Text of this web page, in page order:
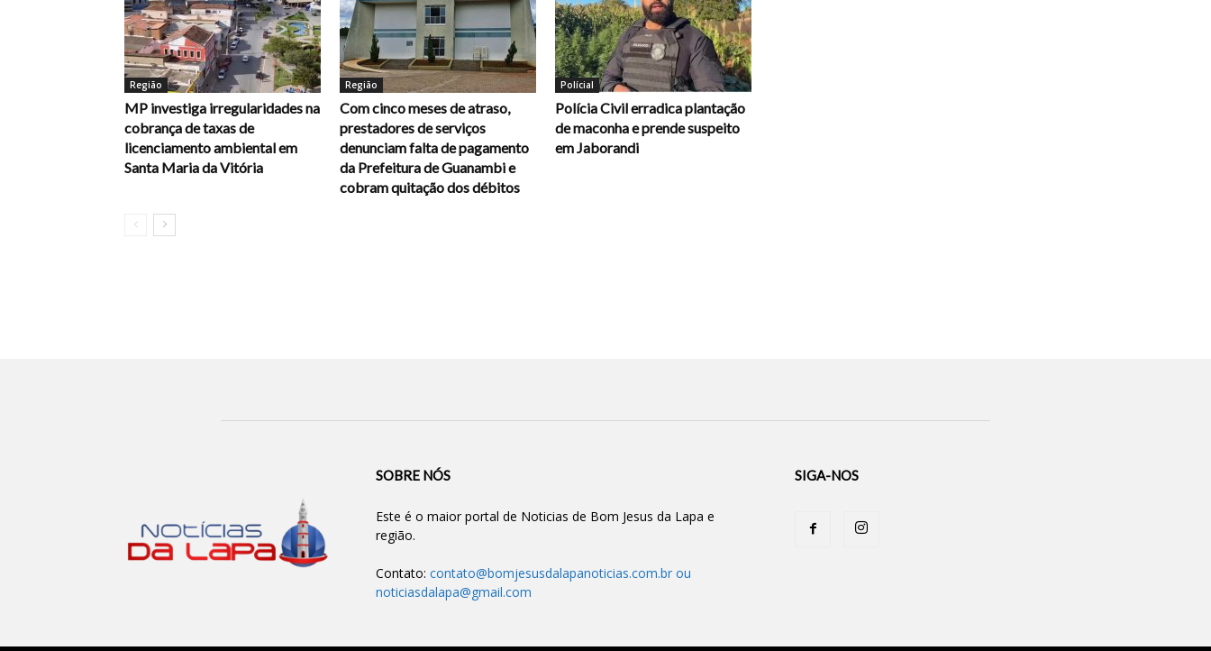
Região
MP investiga irregularidades na
cobrança de taxas de
licenciamento ambiental em
Santa Maria da Vitória
Região
Com cinco meses de atraso,
prestadores de serviços
denunciam falta de pagamento
da Prefeitura de Guanambi e
cobram quitação dos débitos
Polícial
Polícia Civil erradica plantação
de maconha e prende suspeito
em Jaborandi
SOBRE NÓS
Este é o maior portal de Noticias de Bom Jesus da Lapa e
região.
Contato: contato@bomjesusdalapanoticias.com.br ou
noticiasdalapa@gmail.com
SIGA-NOS